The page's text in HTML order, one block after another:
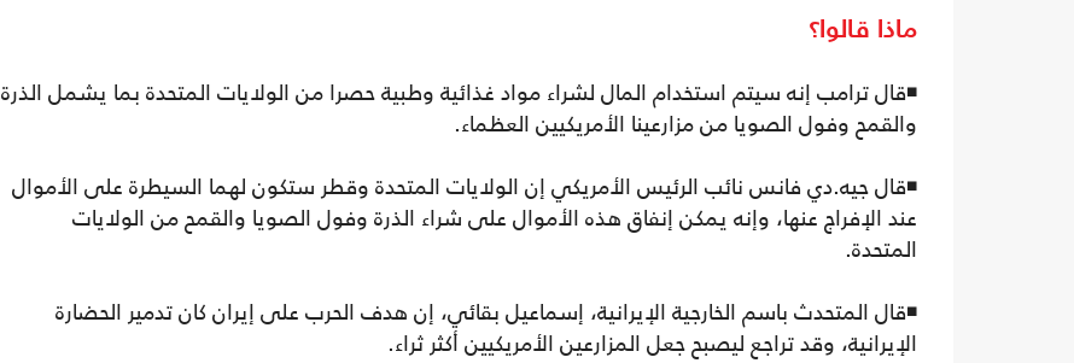
ماذا قالوا؟
◾قال ترامب إنه سيتم استخدام المال لشراء مواد غذائية وطبية حصرا من الولايات المتحدة بما يشمل الذرة
والقمح وفول الصويا من مزارعينا الأمريكيين العظماء.
◾قال جيه.دي فانس نائب الرئيس الأمريكي إن الولايات المتحدة وقطر ستكون لهما السيطرة على الأموال
عند الإفراج عنها، وإنه يمكن إنفاق هذه الأموال على شراء الذرة وفول الصويا والقمح من الولايات
المتحدة.
◾قال المتحدث باسم الخارجية الإيرانية، إسماعيل بقائي، إن هدف الحرب على إيران كان تدمير الحضارة
الإيرانية، وقد تراجع ليصبح جعل المزارعين الأمريكيين أكثر ثراء.